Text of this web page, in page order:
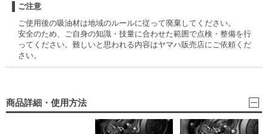
ご注意
ご使用後の吸油材は地域のルールに従って廃棄してください。
安全のため、ご自身の知識・技量に合わせた範囲で点検・整備を行
ってください。難しいと思われる内容はヤマハ販売店にご依頼くだ
さい。
商品詳細・使用方法